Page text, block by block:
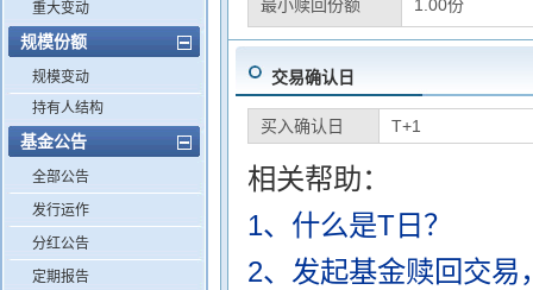
重大变动
规模份额
规模变动
持有人结构
基金公告
全部公告
发行运作
分红公告
定期报告
最小赎回份额 1.00份
交易确认日
买入确认日 T+1
相关帮助：
1、什么是T日？
2、发起基金赎回交易